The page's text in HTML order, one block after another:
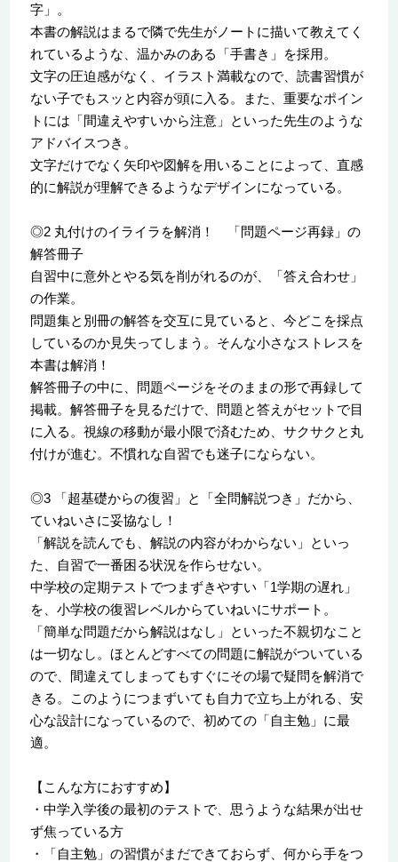
字」。
本書の解説はまるで隣で先生がノートに描いて教えてく
れているような、温かみのある「手書き」を採用。
文字の圧迫感がなく、イラスト満載なので、読書習慣が
ない子でもスッと内容が頭に入る。また、重要なポイン
トには「間違えやすいから注意」といった先生のような
アドバイスつき。
文字だけでなく矢印や図解を用いることによって、直感
的に解説が理解できるようなデザインになっている。
◎2 丸付けのイライラを解消！ 「問題ページ再録」の
解答冊子
自習中に意外とやる気を削がれるのが、「答え合わせ」
の作業。
問題集と別冊の解答を交互に見ていると、今どこを採点
しているのか見失ってしまう。そんな小さなストレスを
本書は解消！
解答冊子の中に、問題ページをそのままの形で再録して
掲載。解答冊子を見るだけで、問題と答えがセットで目
に入る。視線の移動が最小限で済むため、サクサクと丸
付けが進む。不慣れな自習でも迷子にならない。
◎3 「超基礎からの復習」と「全問解説つき」だから、
ていねいさに妥協なし！
「解説を読んでも、解説の内容がわからない」といっ
た、自習で一番困る状況を作らせない。
中学校の定期テストでつまずきやすい「1学期の遅れ」
を、小学校の復習レベルからていねいにサポート。
「簡単な問題だから解説はなし」といった不親切なこと
は一切なし。ほとんどすべての問題に解説がついている
ので、間違えてしまってもすぐにその場で疑問を解消で
きる。このようにつまずいても自力で立ち上がれる、安
心な設計になっているので、初めての「自主勉」に最
適。
【こんな方におすすめ】
・中学入学後の最初のテストで、思うような結果が出せ
ず焦っている方
・「自主勉」の習慣がまだできておらず、何から手をつ